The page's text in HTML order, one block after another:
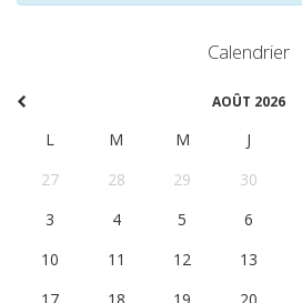
Calendrier
AOÛT 2026
L M M J
27
28 29 30
3
4 5 6
10
11 12 13